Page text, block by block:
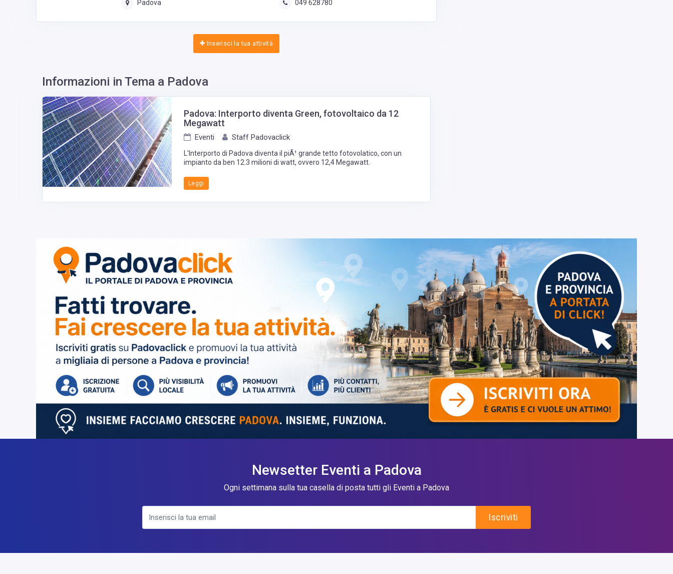
Padova 049 628780
Inserisci la tua attività
Informazioni in Tema a Padova
Padova: Interporto diventa Green, fotovoltaico da 12
Megawatt
Eventi Staff Padovaclick
L'Interporto di Padova diventa il piÃ¹ grande tetto fotovolatico, con un
impianto da ben 12.3 milioni di watt, ovvero 12,4 Megawatt.
Leggi
Newsetter Eventi a Padova
Ogni settimana sulla tua casella di posta tutti gli Eventi a Padova
Iscriviti